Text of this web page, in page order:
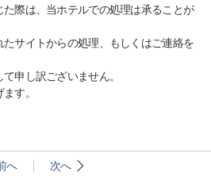
際は、当ホテルでの処理は承ることが
サイトからの処理、もしくはご連絡を
申し訳ございません。
す。
へ 次へ